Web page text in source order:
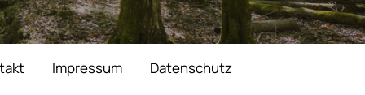
Impressum Datenschutz